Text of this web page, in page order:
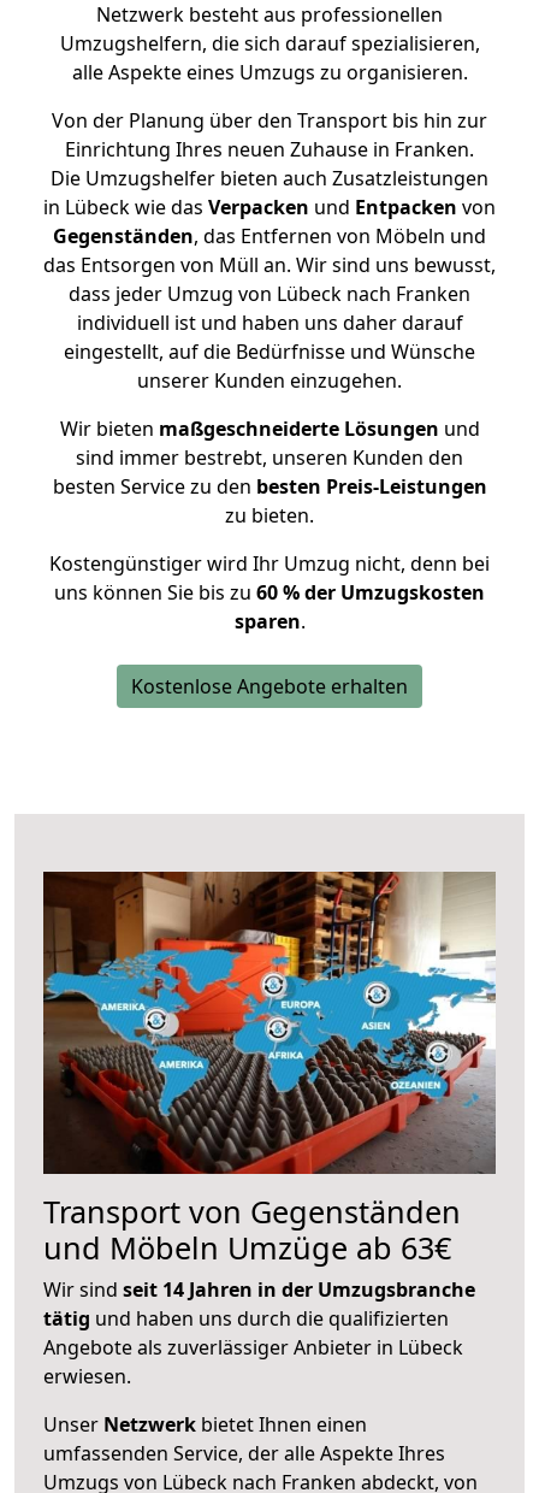
Netzwerk besteht aus professionellen
Umzugshelfern, die sich darauf spezialisieren,
alle Aspekte eines Umzugs zu organisieren.
Von der Planung über den Transport bis hin zur
Einrichtung Ihres neuen Zuhause in Franken.
Die Umzugshelfer bieten auch Zusatzleistungen
in Lübeck wie das Verpacken und Entpacken von
Gegenständen, das Entfernen von Möbeln und
das Entsorgen von Müll an. Wir sind uns bewusst,
dass jeder Umzug von Lübeck nach Franken
individuell ist und haben uns daher darauf
eingestellt, auf die Bedürfnisse und Wünsche
unserer Kunden einzugehen.
Wir bieten maßgeschneiderte Lösungen und
sind immer bestrebt, unseren Kunden den
besten Service zu den besten Preis-Leistungen
zu bieten.
Kostengünstiger wird Ihr Umzug nicht, denn bei
uns können Sie bis zu 60 % der Umzugskosten
sparen.
Kostenlose Angebote erhalten
Transport von Gegenständen
und Möbeln Umzüge ab 63€
Wir sind seit 14 Jahren in der Umzugsbranche
tätig und haben uns durch die qualifizierten
Angebote als zuverlässiger Anbieter in Lübeck
erwiesen.
Unser Netzwerk bietet Ihnen einen
umfassenden Service, der alle Aspekte Ihres
Umzugs von Lübeck nach Franken abdeckt, von